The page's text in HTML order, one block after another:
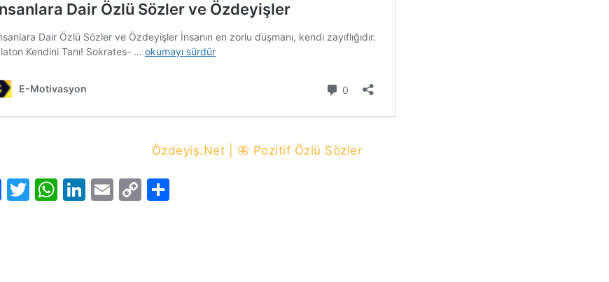
Özdeyiş.Net | 🦋 Pozitif Özlü Sözler
Facebook
Twitter
WhatsApp
LinkedIn
Email
CopyShare